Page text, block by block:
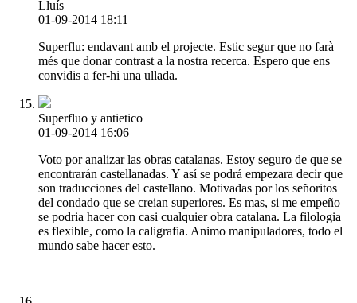
Lluís
01-09-2014 18:11
Superflu: endavant amb el projecte. Estic segur que no farà
més que donar contrast a la nostra recerca. Espero que ens
convidis a fer-hi una ullada.
Superfluo y antietico
01-09-2014 16:06
Voto por analizar las obras catalanas. Estoy seguro de que se
encontrarán castellanadas. Y así se podrá empezara decir que
son traducciones del castellano. Motivadas por los señoritos
del condado que se creian superiores. Es mas, si me empeño
se podria hacer con casi cualquier obra catalana. La filologia
es flexible, como la caligrafia. Animo manipuladores, todo el
mundo sabe hacer esto.